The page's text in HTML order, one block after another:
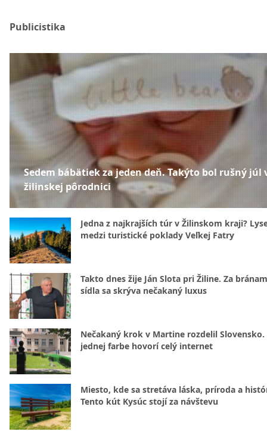
Publicistika
Sedem bábätiek za jeden deň. Takýto bol rušný júl
žilinskej pôrodnici
Jedna z najkrajších túr v Žilinskom kraji?
medzi turistické poklady Veľkej Fatry
Takto dnes žije Ján Slota pri Žiline. Za
sídla sa skrýva nečakaný luxus
Nečakaný krok v Martine rozdelil Slovensko.
jednej farbe hovorí celý internet
Miesto, kde sa stretáva láska, príroda a
Tento kút Kysúc stojí za návštevu